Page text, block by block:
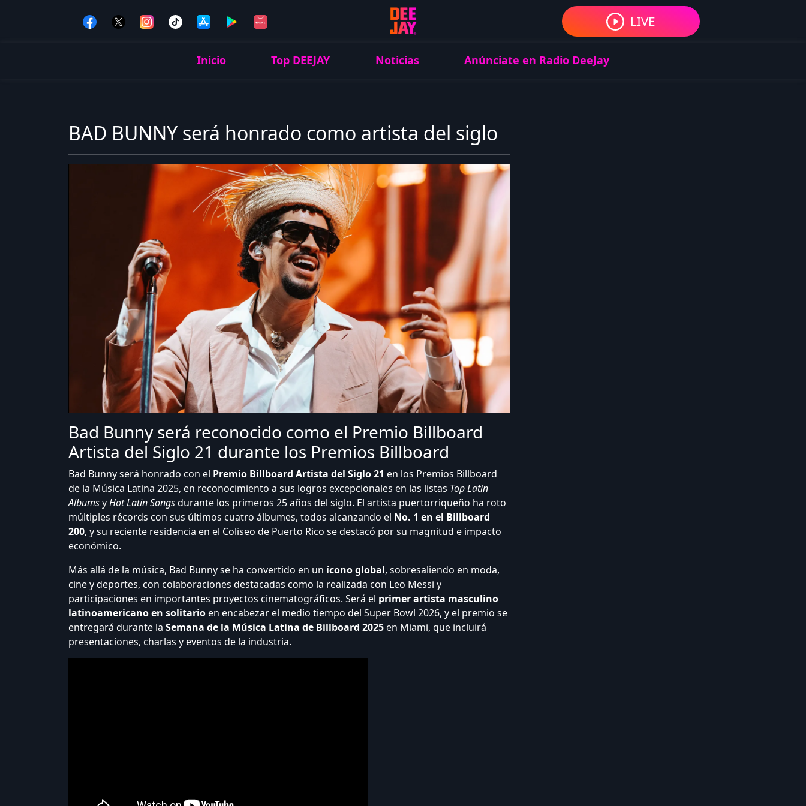
LIVE
Inicio Top DEEJAY Noticias Anúnciate en Radio DeeJay
BAD BUNNY será honrado como artista del siglo
Bad Bunny será reconocido como el Premio Billboard
Artista del Siglo 21 durante los Premios Billboard
Bad Bunny será honrado con el Premio Billboard Artista del Siglo 21 en los Premios Billboard
de la Música Latina 2025, en reconocimiento a sus logros excepcionales en las listas Top Latin
AlbumsyHot Latin Songsdurante los primeros 25 años del siglo. El artista puertorriqueño ha roto
múltiples récords con sus últimos cuatro álbumes, todos alcanzando el No. 1 en el Billboard
200, y su reciente residencia en el Coliseo de Puerto Rico se destacó por su magnitud e impacto
económico.
Más allá de la música, Bad Bunny se ha convertido en un ícono global, sobresaliendo en moda,
cine y deportes, con colaboraciones destacadas como la realizada con Leo Messi y
participaciones en importantes proyectos cinematográficos. Será el primer artista masculino
latinoamericano en solitarioen encabezar el medio tiempo del Super Bowl 2026, y el premio se
entregará durante la Semana de la Música Latina de Billboard 2025en Miami, que incluirá
presentaciones, charlas y eventos de la industria.